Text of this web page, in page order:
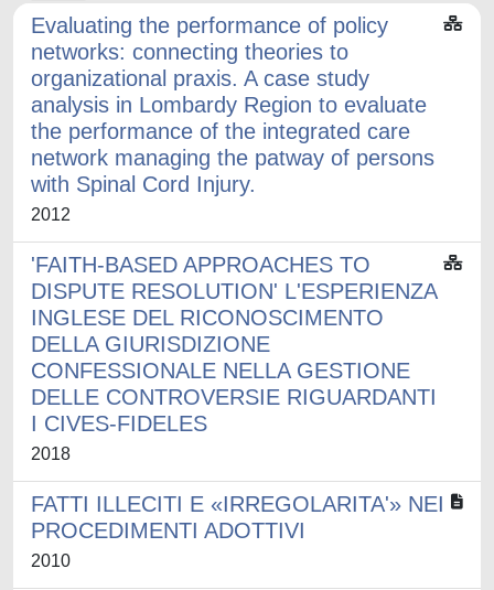
Evaluating the performance of policy
networks: connecting theories to
organizational praxis. A case study
analysis in Lombardy Region to evaluate
the performance of the integrated care
network managing the patway of persons
with Spinal Cord Injury.
2012
'FAITH-BASED APPROACHES TO
DISPUTE RESOLUTION' L'ESPERIENZA
INGLESE DEL RICONOSCIMENTO
DELLA GIURISDIZIONE
CONFESSIONALE NELLA GESTIONE
DELLE CONTROVERSIE RIGUARDANTI
I CIVES-FIDELES
2018
FATTI ILLECITI E «IRREGOLARITA'» NEI
PROCEDIMENTI ADOTTIVI
2010